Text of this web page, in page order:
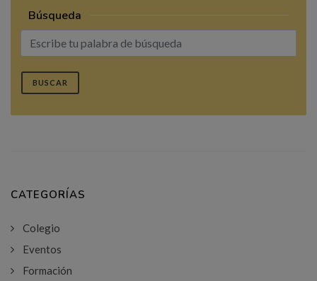
Búsqueda
BUSCAR
CATEGORÍAS
Colegio
Eventos
Formación